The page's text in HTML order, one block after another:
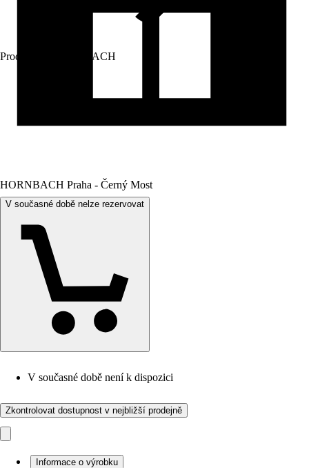
Prodej přes: HORNBACH
HORNBACH Praha - Černý Most
V současné době nelze rezervovat
V současné době není k dispozici
Zkontrolovat dostupnost v nejbližší prodejně
Informace o výrobku